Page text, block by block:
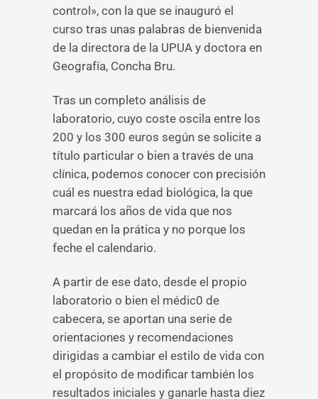
control», con la que se inauguró el
curso tras unas palabras de bienvenida
de la directora de la UPUA y doctora en
Geografía, Concha Bru.
Tras un completo análisis de
laboratorio, cuyo coste oscila entre los
200 y los 300 euros según se solicite a
título particular o bien a través de una
clínica, podemos conocer con precisión
cuál es nuestra edad biológica, la que
marcará los años de vida que nos
quedan en la prática y no porque los
feche el calendario.
A partir de ese dato, desde el propio
laboratorio o bien el médic0 de
cabecera, se aportan una serie de
orientaciones y recomendaciones
dirigidas a cambiar el estilo de vida con
el propósito de modificar también los
resultados iniciales y ganarle hasta diez